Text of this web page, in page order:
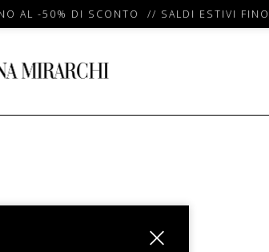
AL -50% DI SCONTO // SALDI ESTIVI